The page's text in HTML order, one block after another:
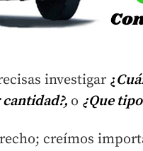
investigar¿
o ¿Que
creímos